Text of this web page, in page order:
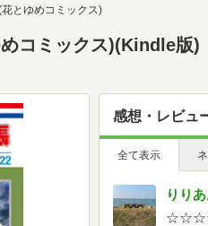
とゆめコミックス)
コミックス)(Kindle版)
感想・レビュ
全て表示
りり